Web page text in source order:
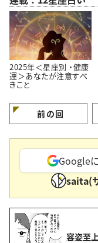
2025年＜星座別 ・健康
運＞あなたが注意すべ
きこと
前の回
Google
saita(
容姿至